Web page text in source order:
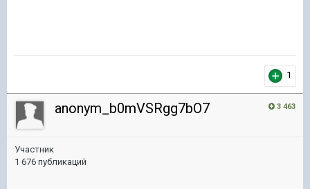
1
3 463
anonym_b0mVSRgg7bO7
Участник
1 676 публикаций